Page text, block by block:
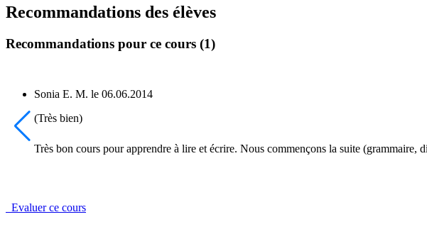
Recommandations des élèves
Recommandations pour ce cours (1)
Sonia E. M. le 06.06.2014
(Très bien)
Très bon cours pour apprendre à lire et écrire. Nous commençons la suite (grammaire,
Evaluer ce cours